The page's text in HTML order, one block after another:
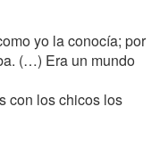
yo la conocía; por
(…) Era un mundo
con los chicos los